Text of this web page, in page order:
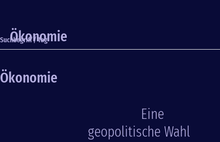
Ökonomie
Suchbegriff / Tag
Ökonomie
Eine
geopolitische Wahl